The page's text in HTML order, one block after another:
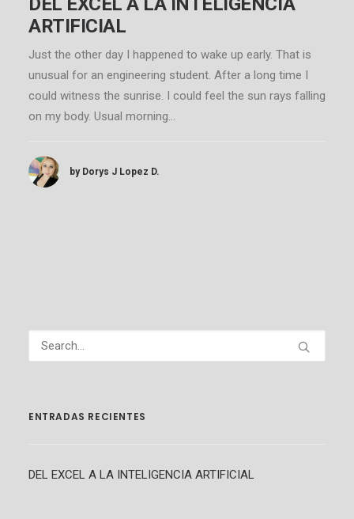
ARTIFICIAL
Just the other day I happened to wake up early. That is
unusual for an engineering student. After a long time I
could witness the sunrise. I could feel the sun rays falling
on my body. Usual morning…
by Dorys J Lopez D.
ENTRADAS RECIENTES
DEL EXCEL A LA INTELIGENCIA ARTIFICIAL